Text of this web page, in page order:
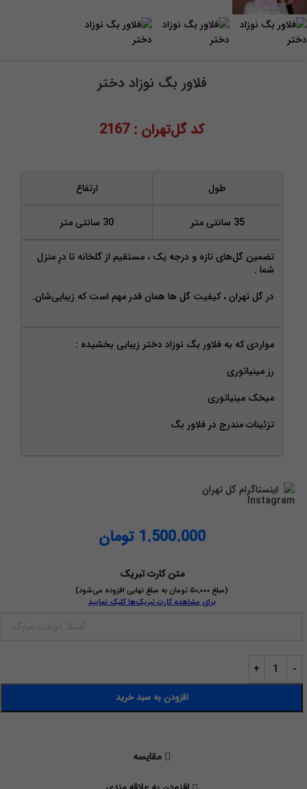
فلاور بگ نوزاد دختر
کد گل‌تهران : 2167
طول ارتفاع
35 سانتی متر 30 سانتی متر
تضمین گل‌های تازه و درجه‌ یک ، مستقیم از گلخانه تا درِ منزل
شما .
در گل تهران ، کیفیت گل‌ ها همان‌ قدر مهم است که زیبایی‌شان.
مواردی که به فلاور بگ نوزاد دختر زیبایی بخشیده :
رز مینیاتوری
میخک مینیاتوری
تزئینات مندرج در فلاور بگ
اینستاگرام گل تهران
1.500.000 تومان
متن کارت تبریک
(مبلغ ۵۰٬۰۰۰ تومان به مبلغ نهایی افزوده می‌شود)
برای مشاهده کارت تبریک‌ها کلیک نمایید
افزودن به سبد خرید
مقايسه